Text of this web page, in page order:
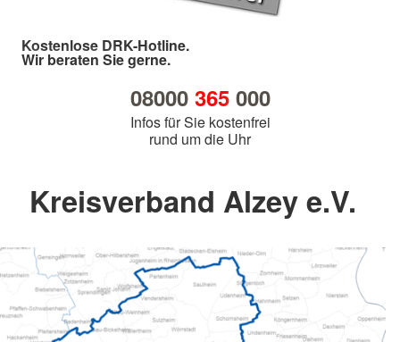
Kostenlose DRK-Hotline.
Wir beraten Sie gerne.
08000 365000
Infos für Sie kostenfrei
rund um die Uhr
Kreisverband Alzey e.V.